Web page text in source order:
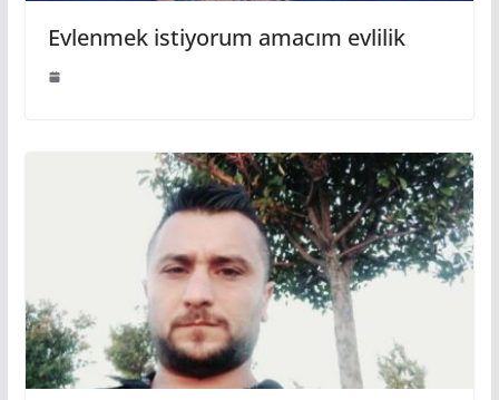
Evlenmek istiyorum amacım evlilik